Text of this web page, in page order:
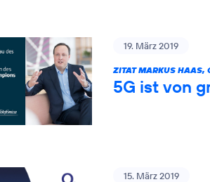
19. März 2019
ZITAT MARKUS HAAS,
5G ist von
15. März 2019